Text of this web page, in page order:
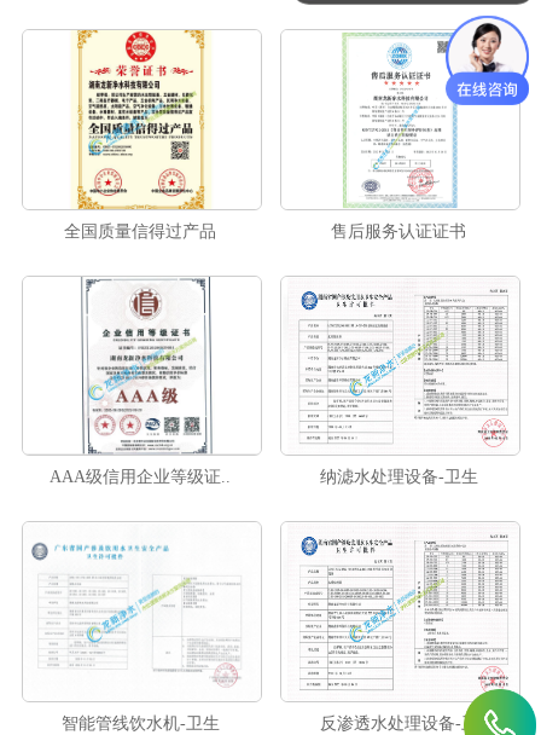
全国质量信得过产品 售后服务认证证书
AAA级信用企业等级证.. 纳滤水处理设备-卫生
智能管线饮水机-卫生 反渗透水处理设备-卫